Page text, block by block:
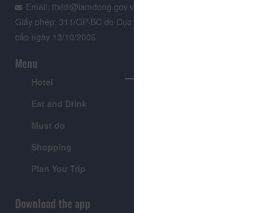
Email: ttxtdl@lamdong.gov.vn
Giấy phép: 311/GP-BC do Cục Báo chí - Bộ Văn hóa Thông tin
cấp ngày 13/10/2006
Menu
Hotel
Eat and Drink
Must do
Shopping
Plan You Trip
Download the app